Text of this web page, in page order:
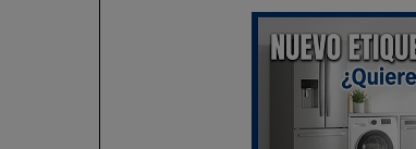
cantidad